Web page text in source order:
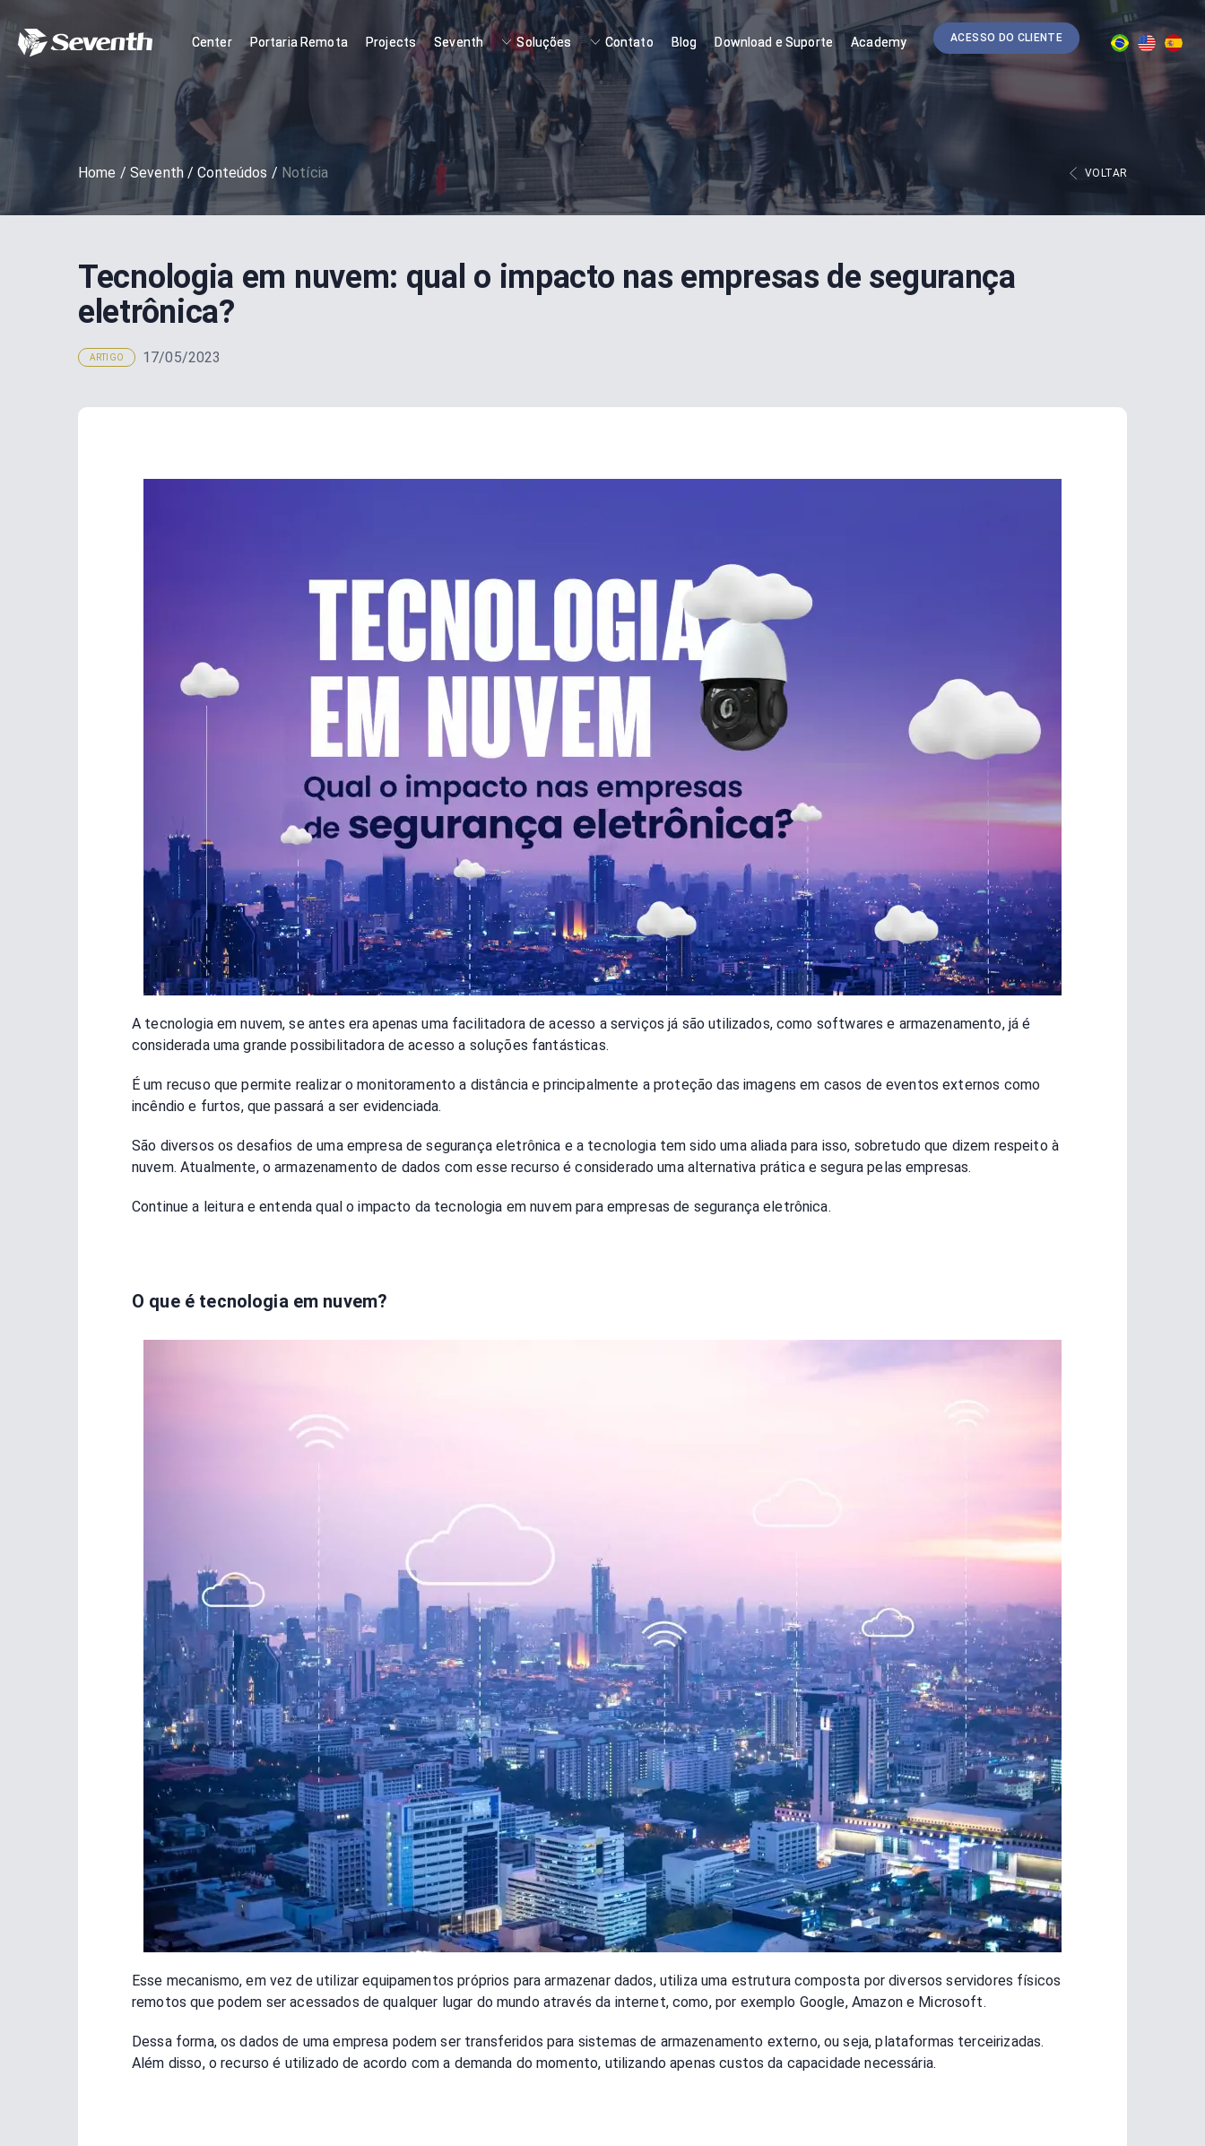
Center Portaria Remota Projects Seventh Soluções Contato Blog Download e Suporte Academy ACESSO DO CLIENTE PT EN ES
Home / Seventh /Conteúdos / Notícia VOLTAR
Tecnologia em nuvem: qual o impacto nas empresas de segurança
eletrônica?
ARTIGO 17/05/2023
A tecnologia em nuvem, se antes era apenas uma facilitadora de acesso a serviços já são utilizados, como softwares e armazenamento, já é
considerada uma grande possibilitadora de acesso a soluções fantásticas.
É um recuso que permite realizar o monitoramento a distância e principalmente a proteção das imagens em casos de eventos externos como
incêndio e furtos, que passará a ser evidenciada.
São diversos os desafios de uma empresa de segurança eletrônica e a tecnologia tem sido uma aliada para isso, sobretudo que dizem respeito à
nuvem. Atualmente, o armazenamento de dados com esse recurso é considerado uma alternativa prática e segura pelas empresas.
Continue a leitura e entenda qual o impacto da tecnologia em nuvem para empresas de segurança eletrônica.
O que é tecnologia em nuvem?
Esse mecanismo, em vez de utilizar equipamentos próprios para armazenar dados, utiliza uma estrutura composta por diversos servidores físicos
remotos que podem ser acessados de qualquer lugar do mundo através da internet, como, por exemplo Google, Amazon e Microsoft.
Dessa forma, os dados de uma empresa podem ser transferidos para sistemas de armazenamento externo, ou seja, plataformas terceirizadas.
Além disso, o recurso é utilizado de acordo com a demanda do momento, utilizando apenas custos da capacidade necessária.